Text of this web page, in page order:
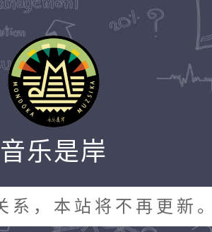
音乐是岸
系，本站将不再更新